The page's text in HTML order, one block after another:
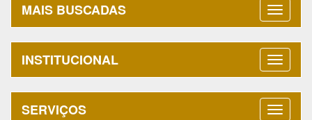
MAIS BUSCADAS
INSTITUCIONAL
SERVIÇOS